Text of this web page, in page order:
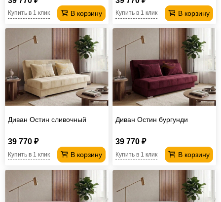
В корзину
Купить в 1 клик В корзину
Купить в 1 клик
Диван Остин сливочный
39 770 ₽
В корзину
Купить в 1 клик
Диван Остин бургунди
39 770 ₽
В корзину
Купить в 1 клик